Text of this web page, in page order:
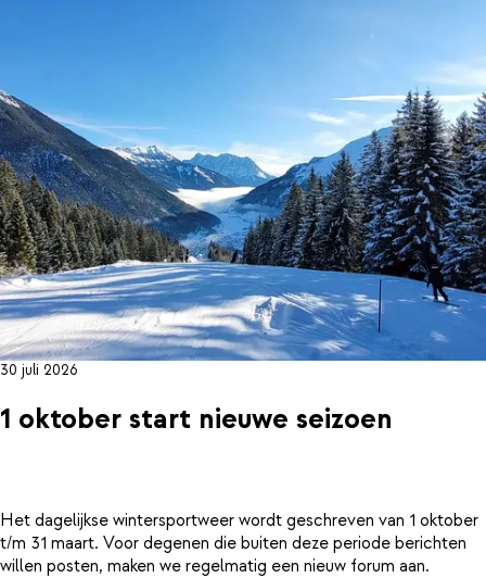
30 juli 2026
1 oktober start nieuwe seizoen
Het dagelijkse wintersportweer wordt geschreven van 1 oktober
t/m 31 maart. Voor degenen die buiten deze periode berichten
willen posten, maken we regelmatig een nieuw forum aan.